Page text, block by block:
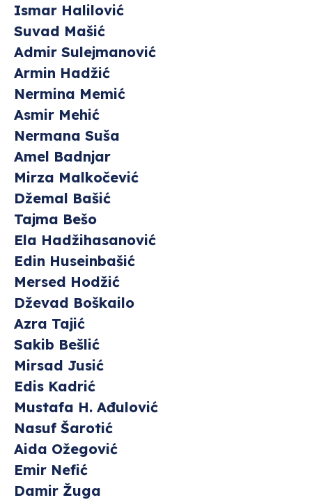
Ismar Halilović
Suvad Mašić
Admir Sulejmanović
Armin Hadžić
Nermina Memić
Asmir Mehić
Nermana Suša
Amel Badnjar
Mirza Malkočević
Džemal Bašić
Tajma Bešo
Ela Hadžihasanović
Edin Huseinbašić
Mersed Hodžić
Dževad Boškailo
Azra Tajić
Sakib Bešlić
Mirsad Jusić
Edis Kadrić
Mustafa H. Ađulović
Nasuf Šarotić
Aida Ožegović
Emir Nefić
Damir Žuga